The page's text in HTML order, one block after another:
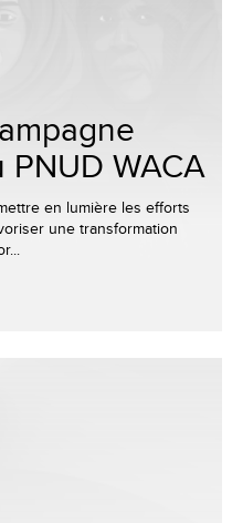
WACA
en lumière les efforts
une transformation